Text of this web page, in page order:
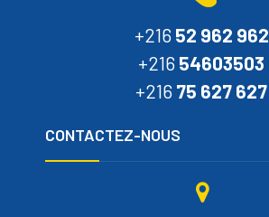
+216 52 962 962
+216 54603503
+216 75 627 627
CONTACTEZ-NOUS